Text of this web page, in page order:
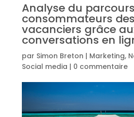
Analyse du parcours
consommateurs des
vacanciers grâce
conversations en
par Simon Breton | Marketing,
Social media | 0 commentaire